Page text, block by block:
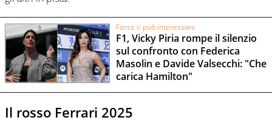
Forse ti può interessare
F1, Vicky Piria rompe il silenzio
sul confronto con Federica
Masolin e Davide Valsecchi: "Che
carica Hamilton"
Il rosso Ferrari 2025